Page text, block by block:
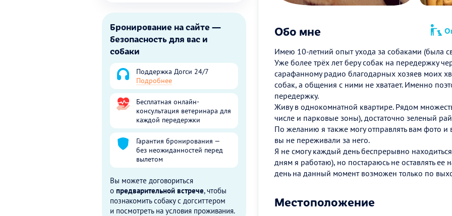
Бронирование на сайте —
безопасность для вас и
собаки
Поддержка Догси 24/7
Подробнее
Бесплатная онлайн-
консультация ветеринара для
каждой передержки
Гарантия бронирования —
без неожиданностей перед
вылетом
Вы можете договориться
о предварительной встрече, чтобы
познакомить собаку с догситтером
и посмотреть на условия проживания.
Обо мне
Имею 10-летний опыт ухода за собаками (была
Уже более трёх лет беру собак на передержку
сарафанному радио благодарных хозяев моих
собак, а общения с ними не хватает. Именно
передержку.
Живу в однокомнатной квартире. Рядом
числе и парковые зоны), достаточно зеленый
По желанию я также могу отправлять вам фото
вы не переживали за него.
Я не смогу каждый день беспрерывно
дням я работаю), но постараюсь не оставлять ее
день на данный момент возможен только по
Местоположение